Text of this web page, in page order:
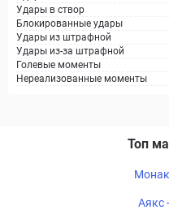
Удары в створ
Блокированные удары
Удары из штрафной
Удары из-за штрафной
Голевые моменты
Нереализованные моменты
Топ
Аякс